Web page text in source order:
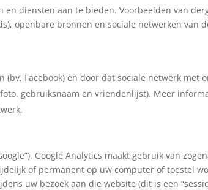
diensten aan te bieden. Voorbeelden van
openbare bronnen en sociale netwerken van
Facebook) en door dat sociale netwerk met
gebruiksnaam en vriendenlijst). Meer
Google Analytics maakt gebruik van
of permanent op uw computer of toestel
uw bezoek aan die website (dit is een